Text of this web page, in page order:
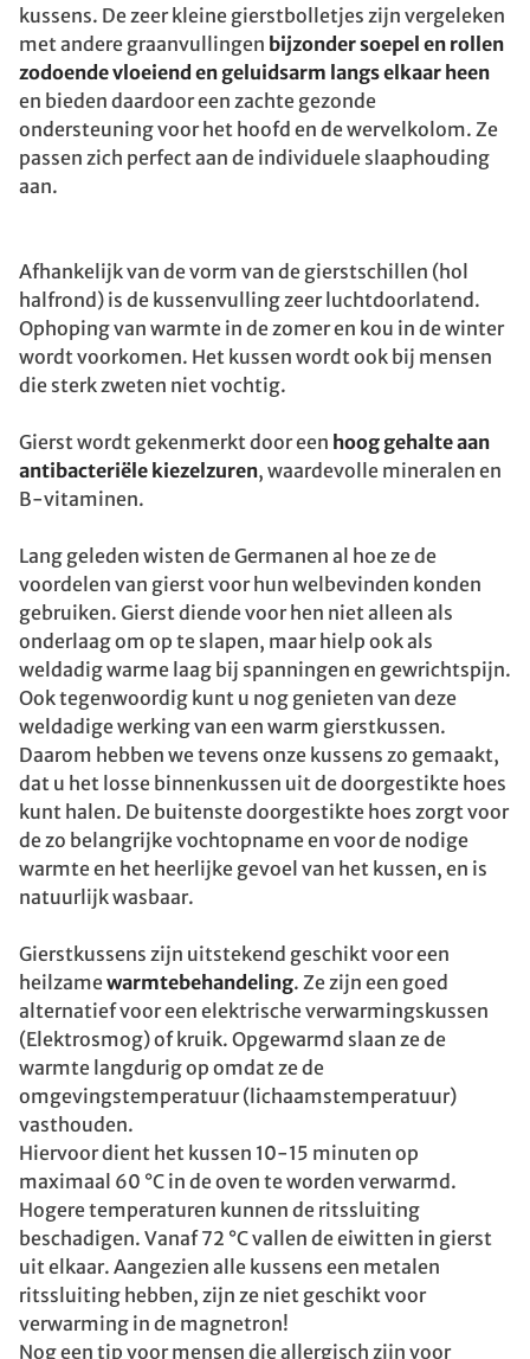
kussens. De zeer kleine gierstbolletjes zijn vergeleken
met andere graanvullingen bijzonder soepel en rollen
zodoende vloeiend en geluidsarm langs elkaar heen
en bieden daardoor een zachte gezonde
ondersteuning voor het hoofd en de wervelkolom. Ze
passen zich perfect aan de individuele slaaphouding
aan.
Afhankelijk van de vorm van de gierstschillen (hol
halfrond) is de kussenvulling zeer luchtdoorlatend.
Ophoping van warmte in de zomer en kou in de winter
wordt voorkomen. Het kussen wordt ook bij mensen
die sterk zweten niet vochtig.
Gierst wordt gekenmerkt door een hoog gehalte aan
antibacteriële kiezelzuren, waardevolle mineralen en
B-vitaminen.
Lang geleden wisten de Germanen al hoe ze de
voordelen van gierst voor hun welbevinden konden
gebruiken. Gierst diende voor hen niet alleen als
onderlaag om op te slapen, maar hielp ook als
weldadig warme laag bij spanningen en gewrichtspijn.
Ook tegenwoordig kunt u nog genieten van deze
weldadige werking van een warm gierstkussen.
Daarom hebben we tevens onze kussens zo gemaakt,
dat u het losse binnenkussen uit de doorgestikte hoes
kunt halen. De buitenste doorgestikte hoes zorgt voor
de zo belangrijke vochtopname en voor de nodige
warmte en het heerlijke gevoel van het kussen, en is
natuurlijk wasbaar.
Gierstkussens zijn uitstekend geschikt voor een
heilzamewarmtebehandeling. Ze zijn een goed
alternatief voor een elektrische verwarmingskussen
(Elektrosmog) of kruik. Opgewarmd slaan ze de
warmte langdurig op omdat ze de
omgevingstemperatuur (lichaamstemperatuur)
vasthouden.
Hiervoor dient het kussen 10-15 minuten op
maximaal 60 °C in de oven te worden verwarmd.
Hogere temperaturen kunnen de ritssluiting
beschadigen. Vanaf 72 °C vallen de eiwitten in gierst
uit elkaar. Aangezien alle kussens een metalen
ritssluiting hebben, zijn ze niet geschikt voor
verwarming in de magnetron!
Nog een tip voor mensen die allergisch zijn voor